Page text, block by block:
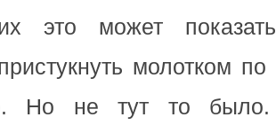
это может
молотком
Но не тут то было.